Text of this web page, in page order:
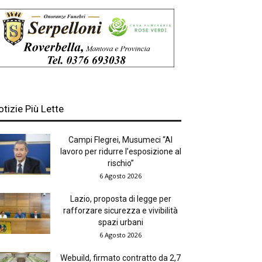
Più Lette
Campi Flegrei, Musumeci “Al
lavoro per ridurre l’esposizione al
rischio”
6 Agosto 2026
Lazio, proposta di legge per
rafforzare sicurezza e vivibilità
spazi urbani
6 Agosto 2026
Webuild, firmato contratto da 2,7